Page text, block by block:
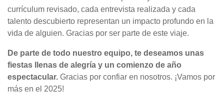
currículum revisado, cada entrevista realizada y cada
talento descubierto representan un impacto profundo en la
vida de alguien. Gracias por ser parte de este viaje.
De parte de todo nuestro equipo, te deseamos unas
fiestas llenas de alegría y un comienzo de año
espectacular. Gracias por confiar en nosotros. ¡Vamos por
más en el 2025!